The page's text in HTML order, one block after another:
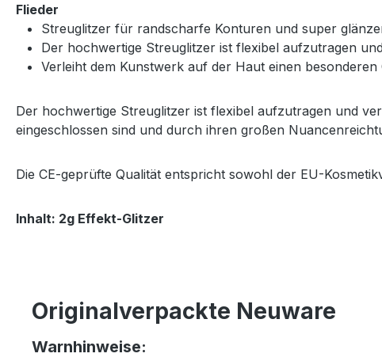
Flieder
Streuglitzer für randscharfe Konturen und super
Der hochwertige Streuglitzer ist flexibel aufzutragen
Verleiht dem Kunstwerk auf der Haut einen besonderen
Der hochwertige Streuglitzer ist flexibel aufzutragen und
eingeschlossen sind und durch ihren großen
Die CE-geprüfte Qualität entspricht sowohl der EU-
Inhalt: 2g Effekt-Glitzer
Originalverpackte Neuware
Warnhinweise: